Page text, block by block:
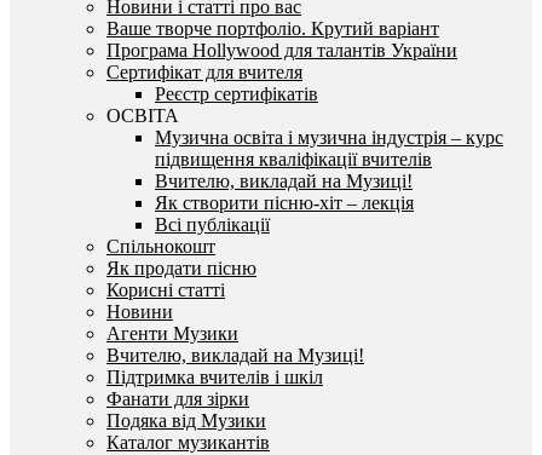
Новини і статті про вас
Ваше творче портфоліо. Крутий варіант
Програма Hollywood для талантів України
Сертифікат для вчителя
Реєстр сертифікатів
ОСВІТА
Музична освіта і музична індустрія – курс
підвищення кваліфікації вчителів
Вчителю, викладай на Музиці!
Як створити пісню-хіт – лекція
Всі публікації
Спільнокошт
Як продати пісню
Корисні статті
Новини
Агенти Музики
Вчителю, викладай на Музиці!
Підтримка вчителів і шкіл
Фанати для зірки
Подяка від Музики
Каталог музикантів